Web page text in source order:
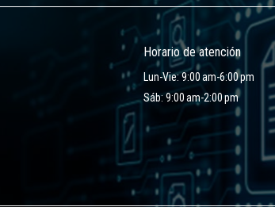
Horario de atención
Lun-Vie: 9:00 am-6:00 pm
Sáb: 9:00 am-2:00 pm